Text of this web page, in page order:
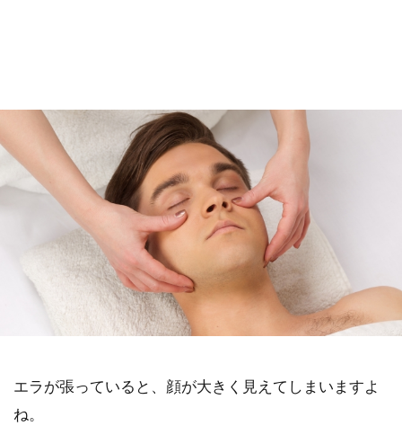
エラが張っていると、顔が大きく見えてしまいますよ
ね。